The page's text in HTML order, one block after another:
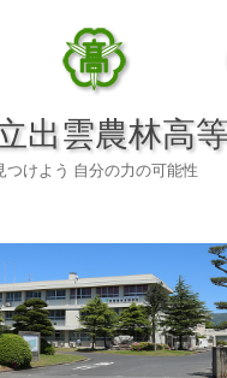
出雲農林高
つけよう 自分の力の可能性